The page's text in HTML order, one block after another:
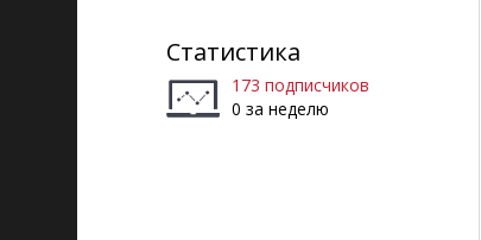
Статистика
173 подписчиков
0 за неделю